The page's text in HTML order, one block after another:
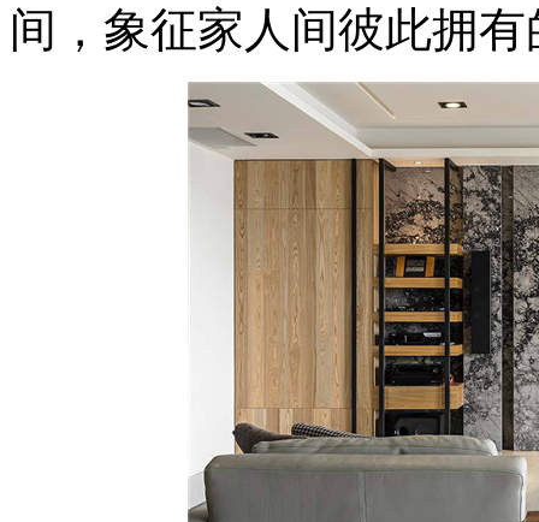
间，象征家人间彼此拥